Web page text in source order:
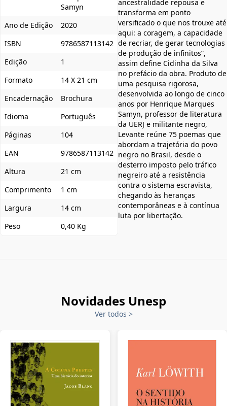
Samyn
Ano de Edição
2020
ISBN
9786587113142
Edição
1
Formato
14 X 21 cm
Encadernação
Brochura
Idioma
Português
Páginas
104
EAN
9786587113142
Altura
21 cm
Comprimento
1 cm
Largura
14 cm
Peso
0,40 Kg
ancestralidade repousa e
transforma em ponto
versificado o que nos trouxe até
aqui: a coragem, a capacidade
de recriar, de gerar tecnologias
de produção de infinitos”,
assim define Cidinha da Silva
no prefácio da obra. Produto de
uma pesquisa rigorosa,
desenvolvida ao longo de cinco
anos por Henrique Marques
Samyn, professor de literatura
da UERJ e militante negro,
Levante reúne 75 poemas que
abordam a trajetória do povo
negro no Brasil, desde o
desterro imposto pelo tráfico
negreiro até a resistência
contra o sistema escravista,
chegando às heranças
contemporâneas e à contínua
luta por libertação.
Novidades Unesp
Ver todos >